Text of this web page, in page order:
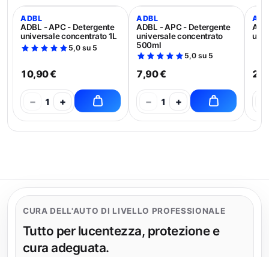
ADBL
ADBL - APC - Detergente
universale concentrato 1L
5,0 su 5
10,90 €
− 1 +
ADBL
ADBL - APC - Detergente
universale concentrato
500ml
5,0 su 5
7,90 €
− 1 +
CURA DELL'AUTO DI LIVELLO PROFESSIONALE
Tutto per lucentezza, protezione e
cura adeguata.